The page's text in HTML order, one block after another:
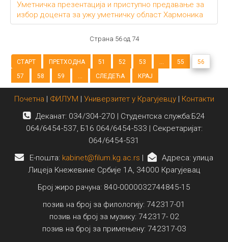
Уметничка презентација и приступно предавање за
избор доцента за ужу уметничку област Хармоника
Страна 56 од 74
СТАРТ ПРЕТХОДНА 51 52 53 ... 55
56
57
58 59 ... СЛЕДЕЋА КРАЈ
Почетна | ФИЛУМ | Универзитет у Крагујевцу| Контакти
Деканат: 034/304-270 | Студентска служба:Б24
064/6454-537, Б16 064/6454-533 | Секретаријат:
064/6454-531
E-пошта: kabinet@filum.kg.ac.rs |
Адреса: улица
Лицеја Кнежевине Србије 1А, 34000 Крагујевац
Број жиро рачуна: 840-0000032744845-15
позив на број за филологију: 742317-01
позив на број за музику: 742317- 02
позив на број за примењену: 742317-03